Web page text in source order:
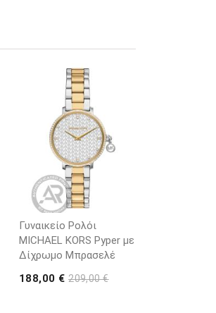
Γυναικείο Ρολόι
MICHAEL KORS Pyper με
Δίχρωμο Μπρασελέ
188,00 €209,00 €